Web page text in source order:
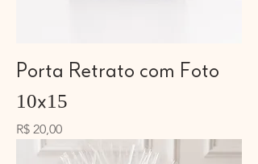
Porta Retrato com Foto
10x15
Preço
R$ 20,00